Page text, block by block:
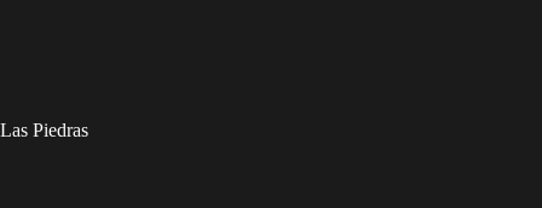
Las Piedras